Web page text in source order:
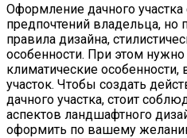
Оформление дачного участка
предпочтений владельца, но
правила дизайна,
особенности. При этом
климатические
участок. Чтобы создать
дачного участка, стоит
аспектов ландшафтного
оформить по вашему